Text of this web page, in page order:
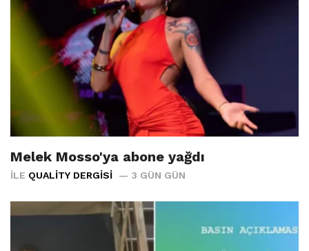
Melek Mosso'ya abone yağdı
İLE QUALITY DERGISI 3 GÜN GÜN